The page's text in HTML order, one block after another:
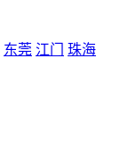
东莞 江门 珠海